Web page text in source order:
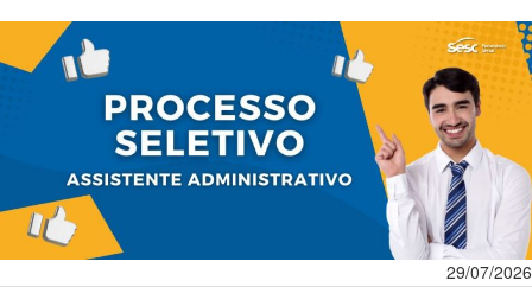
29/07/2026